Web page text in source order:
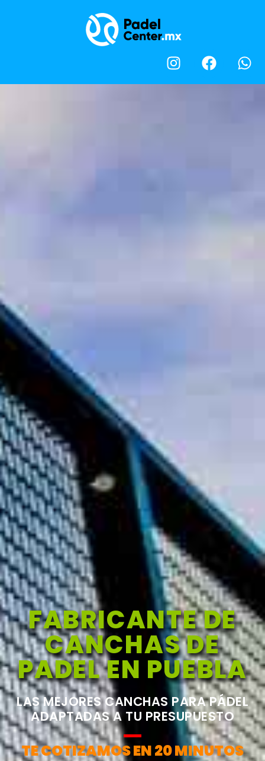
FABRICANTE DE
CANCHAS DE
PADEL EN PUEBLA
LAS MEJORES CANCHAS PARA PÁDEL
ADAPTADAS A TU PRESUPUESTO
TE COTIZAMOS EN 20 MINUTOS